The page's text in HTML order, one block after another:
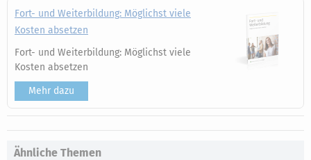
Fort- und Weiterbildung: Möglichst viele
Kosten absetzen
Fort- und Weiterbildung: Möglichst viele
Kosten absetzen
Mehr dazu
Ähnliche Themen